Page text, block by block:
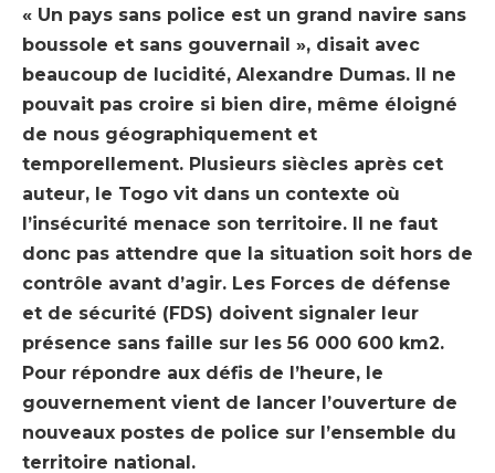
« Un pays sans police est un grand navire sans
boussole et sans gouvernail », disait avec
beaucoup de lucidité, Alexandre Dumas. Il ne
pouvait pas croire si bien dire, même éloigné
de nous géographiquement et
temporellement. Plusieurs siècles après cet
auteur, le Togo vit dans un contexte où
l’insécurité menace son territoire. Il ne faut
donc pas attendre que la situation soit hors de
contrôle avant d’agir. Les Forces de défense
et de sécurité (FDS) doivent signaler leur
présence sans faille sur les 56 000 600 km2.
Pour répondre aux défis de l’heure, le
gouvernement vient de lancer l’ouverture de
nouveaux postes de police sur l’ensemble du
territoire national.